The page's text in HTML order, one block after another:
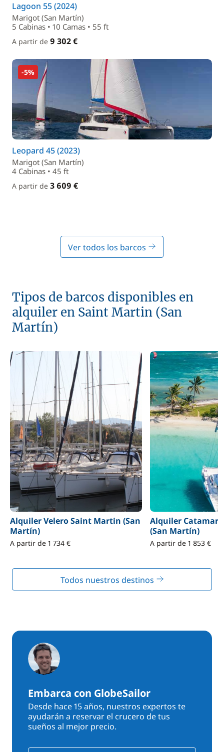
Lagoon 55 (2024)
Marigot (San Martín)
5 Cabinas • 10 Camas • 55 ft
A partir de 9 302 €
-5%
Leopard 45 (2023)
Marigot (San Martín)
4 Cabinas • 45 ft
A partir de 3 609 €
Ver todos los barcos
Tipos de barcos disponibles en
alquiler en Saint Martin (San
Martín)
Alquiler Velero Saint Martin (San
Martín)
A partir de 1 734 €
Alquiler
(San Martín)
A partir de 1 853 €
Todos nuestros destinos
Embarca con GlobeSailor
Desde hace 15 años, nuestros expertos te
ayudarán a reservar el crucero de tus
sueños al mejor precio.